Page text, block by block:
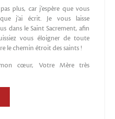
plus, car j’espère que vous
j’ai écrit. Je vous laisse
dans le Saint Sacrement, afin
vous éloigner de toute
le chemin étroit des saints !
cœur, Votre Mère très